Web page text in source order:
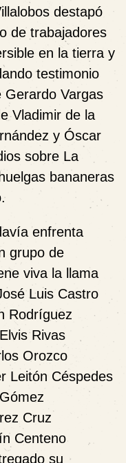
destapó
de trabajadores
en la tierra y
testimonio
Gerardo Vargas
Vladimir de la
y Óscar
sobre La
bananeras
enfrenta
grupo de
viva la llama
Luis Castro
Rodríguez
Rivas
Orozco
Leitón Céspedes
Cruz
Centeno
su